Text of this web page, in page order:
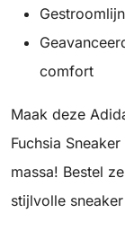
comfort
Maak deze
Fuchsia
massa! Bestel
stijlvolle